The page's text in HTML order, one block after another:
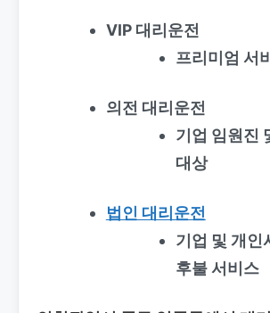
VIP 대리운전
프리미엄 서
의전 대리운전
기업 임원진
대상
법인 대리운전
기업 및 개인
후불 서비스